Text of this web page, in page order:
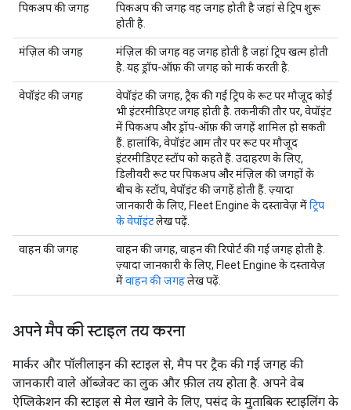
पिकअप की जगह
पिकअप की जगह वह जगह होती है जहां से ट्रिप शुरू
होती है.
मंज़िल की जगह
मंज़िल की जगह वह जगह होती है जहां ट्रिप खत्म होती
है. यह ड्रॉप-ऑफ़ की जगह को मार्क करती है.
वेपॉइंट की जगह
वेपॉइंट की जगह, ट्रैक की गई ट्रिप के रूट पर मौजूद कोई
भी इंटरमीडिएट जगह होती है. तकनीकी तौर पर, वेपॉइंट
में पिकअप और ड्रॉप-ऑफ़ की जगहें शामिल हो सकती
हैं. हालांकि, वेपॉइंट आम तौर पर रूट पर मौजूद
इंटरमीडिएट स्टॉप को कहते हैं. उदाहरण के लिए,
डिलीवरी रूट पर पिकअप और मंज़िल की जगहों के
बीच के स्टॉप, वेपॉइंट की जगहें होती हैं. ज़्यादा
जानकारी के लिए, Fleet Engine के दस्तावेज़ मेंट्रिप
के वेपॉइंटलेख पढ़ें.
वाहन की जगह
वाहन की जगह, वाहन की रिपोर्ट की गई जगह होती है.
ज़्यादा जानकारी के लिए, Fleet Engine के दस्तावेज़
मेंवाहन की जगहलेख पढ़ें.
अपने मैप की स्टाइल तय करना
मार्कर और पॉलीलाइन की स्टाइल से, मैप पर ट्रैक की गई जगह की
जानकारी वाले ऑब्जेक्ट का लुक और फ़ील तय होता है. अपने वेब
ऐप्लिकेशन की स्टाइल से मेल खाने के लिए, पसंद के मुताबिक स्टाइलिंग के